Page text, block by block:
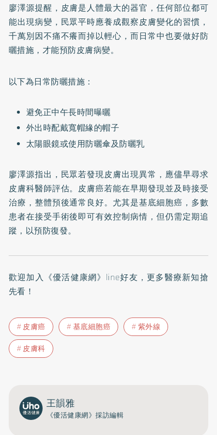
廖澤源提醒，皮膚是人體最大的器官，任何部位都可
能出現病變，民眾平時應養成觀察皮膚變化的習慣，
千萬別因不痛不癢而掉以輕心，而日常中也要做好防
曬措施，才能預防皮膚病變。
以下為日常防曬措施：
避免正中午長時間曝曬
外出時配戴寬帽緣的帽子
太陽眼鏡或使用防曬傘及防曬乳
廖澤源指出，民眾若發現皮膚出現異常，應儘早尋求
皮膚科醫師評估。皮膚癌若能在早期發現並及時接受
治療，整體預後通常良好。尤其是基底細胞癌，多數
患者在接受手術後即可有效控制病情，但仍需定期追
蹤，以預防復發。
歡迎加入 《優活健康網》line好友 ，更多醫療新知搶
先看！
皮膚癌 基底細胞癌
紫外線
皮膚科
王韻雅
《優活健康網》採訪編輯